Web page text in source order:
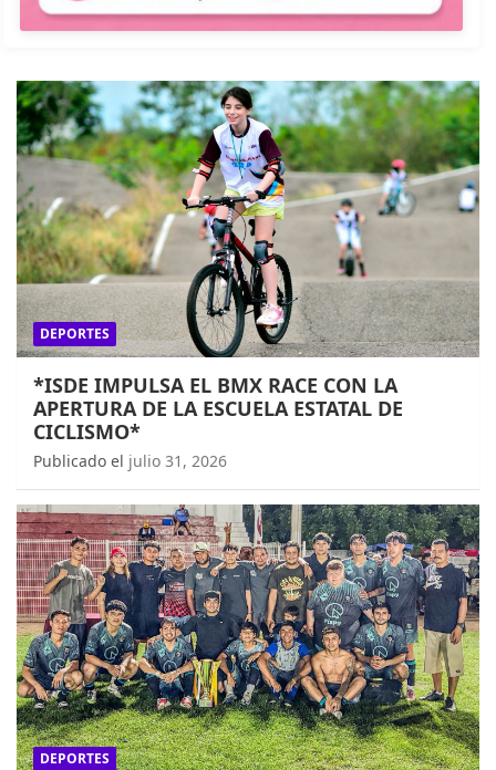
DEPORTES
*ISDE IMPULSA EL BMX RACE CON LA
APERTURA DE LA ESCUELA ESTATAL DE
CICLISMO*
Publicado el julio 31, 2026
DEPORTES